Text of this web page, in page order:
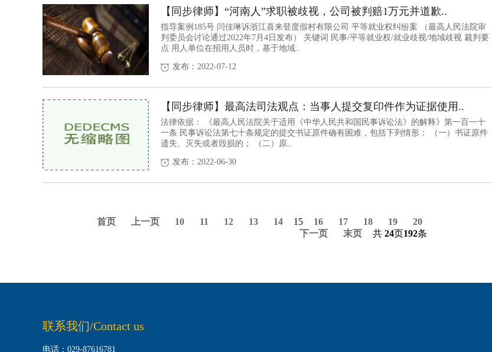
【同步律师】“河南人”求职被歧视，公司被判赔1万元并道歉..
指导案例185号 闫佳琳诉浙江喜来登度假村有限公司 平等就业权纠纷案 （最高人民法院审
判委员会讨论通过2022年7月4日发布） 关键词 民事/平等就业权/就业歧视/地域歧视 裁判要
点 用人单位在招用人员时，基于地域..
发布：2022-07-12
【同步律师】最高法司法观点：当事人提交复印件作为证据使用..
法律依据： 《最高人民法院关于适用《中华人民共和国民事诉讼法》的解释》第一百一十
一条 民事诉讼法第七十条规定的提交书证原件确有困难，包括下列情形： （一）书证原件
遗失、灭失或者毁损的； （二）原..
发布：2022-06-30
首页 上一页 10 11 12 13 14 15 16 17 18 19
20
下一页
末页 共 24页192条
联系我们/Contact us
电话：029-87616781